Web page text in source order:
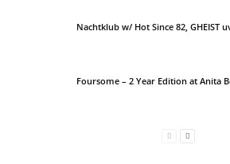
Nachtklub w/ Hot Since 82, GHEIST
Foursome – 2 Year Edition at Anita